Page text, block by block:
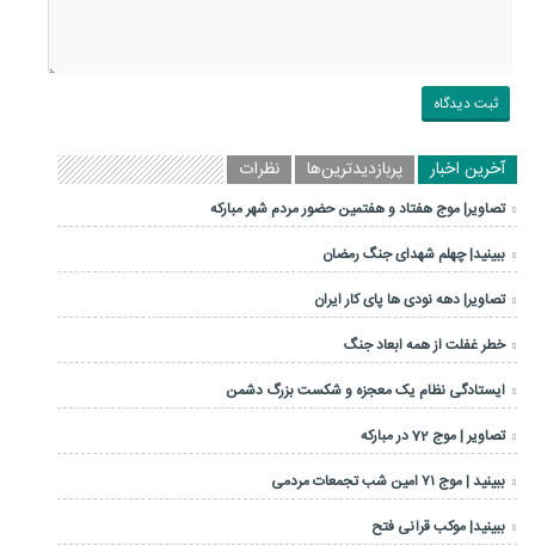
آخرین اخبار پربازدیدترین‌ها نظرات
تصاویر| موج هفتاد و هفتمین حضور مردم شهر مبارکه
ببینید| چهلم شهدای جنگ رمضان
تصاویر| دهه نودی ها پای کار ایران
خطر غفلت از همه ابعاد جنگ
ایستادگی نظام یک معجزه و شکست بزرگ دشمن
تصاویر | موج 72 در مبارکه
ببینید | موج ۷۱ امین شب تجمعات مردمی
ببینید| موکب قرآنی فتح